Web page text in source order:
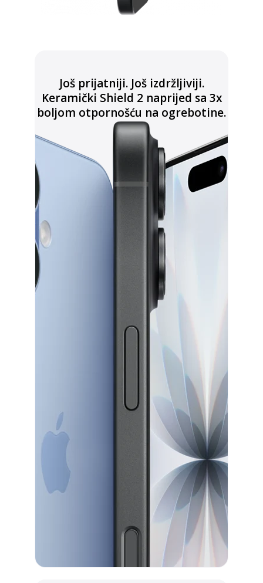
Još prijatniji. Još izdržljiviji.
Keramički Shield 2 naprijed sa 3x
boljom otpornošću na ogrebotine.